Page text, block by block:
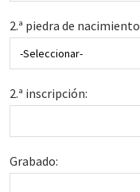
2.ª piedra de nacimiento
-Seleccionar-
2.ª inscripción:
Grabado: